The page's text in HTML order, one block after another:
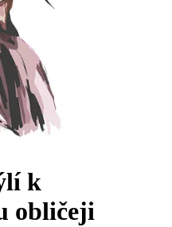
k
obličeji